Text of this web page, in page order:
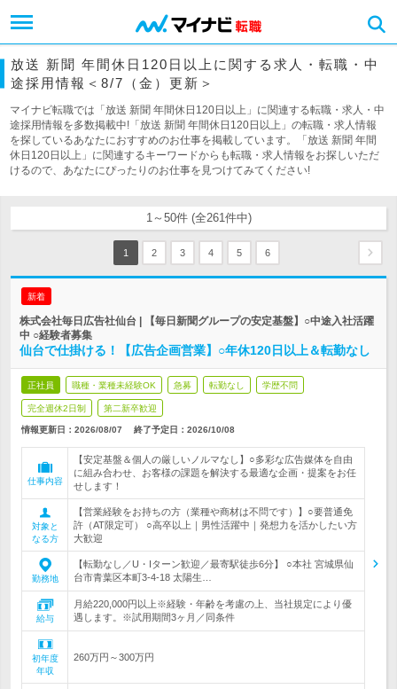
放送 新聞 年間休日120日以上に関する求人・転職・中
途採用情報＜8/7（金）更新＞
マイナビ転職では「放送 新聞 年間休日120日以上」に関連する転職・求人・中
途採用情報を多数掲載中!「放送 新聞 年間休日120日以上」の転職・求人情報
を探しているあなたにおすすめのお仕事を掲載しています。「放送 新聞 年間
休日120日以上」に関連するキーワードからも転職・求人情報をお探しいただ
けるので、あなたにぴったりのお仕事を見つけてみてください!
1～50件 (全261件中)
1 2 3 4 5 6
新着
株式会社毎日広告社仙台 | 【毎日新聞グループの安定基盤】○中途入社活躍
中 ○経験者募集
仙台で仕掛ける！【広告企画営業】○年休120日以上＆転勤なし
正社員 職種・業種未経験OK 急募 転勤なし 学歴不問
完全週休2日制 第二新卒歓迎
情報更新日：2026/08/07 終了予定日： 2026/10/08
仕事内容
【安定基盤＆個人の厳しいノルマなし】○多彩な広告媒体を自由
に組み合わせ、お客様の課題を解決する最適な企画・提案をお任
せします！
対象と
なる方
【営業経験をお持ちの方（業種や商材は不問です）】○要普通免
許（AT限定可） ○高卒以上｜男性活躍中｜発想力を活かしたい方
大歓迎
勤務地
【転勤なし／U・Iターン歓迎／最寄駅徒歩6分】 ○本社 宮城県仙
台市青葉区本町3-4-18 太陽生…
給与
月給220,000円以上※経験・年齢を考慮の上、当社規定により優
遇します。※試用期間3ヶ月／同条件
初年度
年収
260万円～300万円